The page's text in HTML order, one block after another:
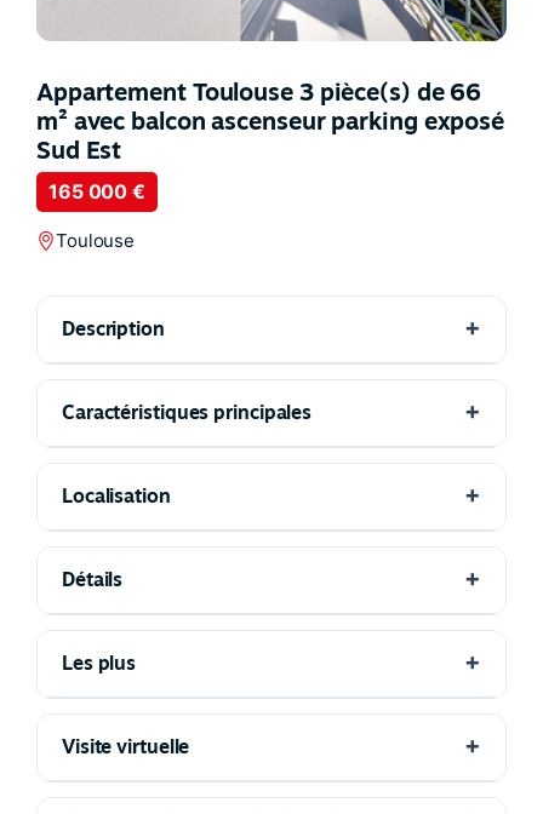
Appartement Toulouse 3 pièce(s) de 66
m² avec balcon ascenseur parking exposé
Sud Est
165 000 €
Toulouse
Description
Caractéristiques principales
Localisation
Détails
Les plus
Visite virtuelle